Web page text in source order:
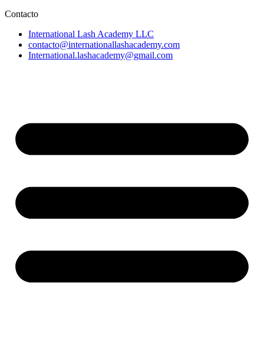
Contacto
International Lash Academy LLC
contacto@internationallashacademy.com
International.lashacademy@gmail.com